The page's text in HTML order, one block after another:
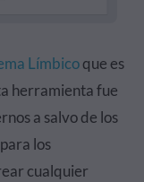
Límbicoque es
herramienta fue
a salvo de los
los
cualquier